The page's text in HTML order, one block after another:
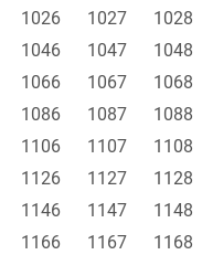
1026 1027 1028
1046 1047 1048
1066 1067 1068
1086 1087 1088
1106 1107 1108
1126 1127 1128
1146 1147 1148
1166 1167 1168